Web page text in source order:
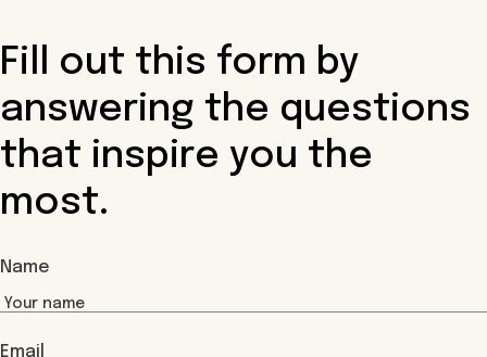
Fill out this form by
answering the questions
that inspire you the
most.
Name
Email